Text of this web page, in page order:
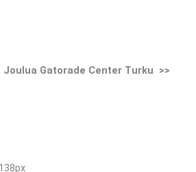
Joulua Gatorade Center Turku >>